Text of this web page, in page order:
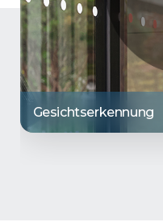
Gesichtserkennung